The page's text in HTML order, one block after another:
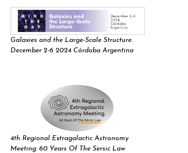
Galaxies and the Large-Scale Structure.
December 2-6 2024 Córdoba Argentina
4th Regional Extragalactic Astronomy
Meeting: 60 Years Of The Sersic Law